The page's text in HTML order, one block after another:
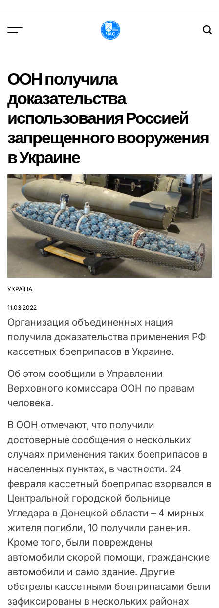
вмісту
ООН получила
доказательства
использования Россией
запрещенного вооружения
в Украине
ОПУБЛІКУВАТИ
УКРАЇНА
11.03.2022
Организация объединенных нация
получила доказательства применения РФ
кассетных боеприпасов в Украине.
Об этом сообщили в Управлении
Верховного комиссара ООН по правам
человека.
В ООН отмечают, что получили
достоверные сообщения о нескольких
случаях применения таких боеприпасов в
населенных пунктах, в частности. 24
февраля кассетный боеприпас взорвался в
Центральной городской больнице
Угледара в Донецкой области – 4 мирных
жителя погибли, 10 получили ранения.
Кроме того, были повреждены
автомобили скорой помощи, гражданские
автомобили и само здание. Другие
обстрелы кассетными боеприпасами были
зафиксированы в нескольких районах